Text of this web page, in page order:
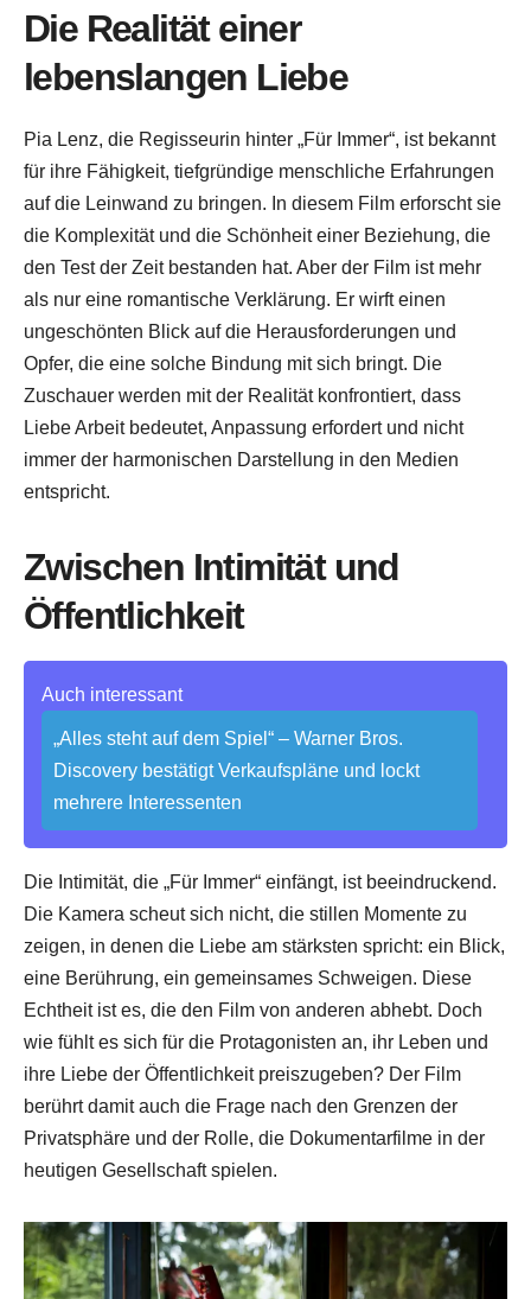
Die Realität einer
lebenslangen Liebe
Pia Lenz, die Regisseurin hinter „Für Immer“, ist bekannt
für ihre Fähigkeit, tiefgründige menschliche Erfahrungen
auf die Leinwand zu bringen. In diesem Film erforscht sie
die Komplexität und die Schönheit einer Beziehung, die
den Test der Zeit bestanden hat. Aber der Film ist mehr
als nur eine romantische Verklärung. Er wirft einen
ungeschönten Blick auf die Herausforderungen und
Opfer, die eine solche Bindung mit sich bringt. Die
Zuschauer werden mit der Realität konfrontiert, dass
Liebe Arbeit bedeutet, Anpassung erfordert und nicht
immer der harmonischen Darstellung in den Medien
entspricht.
Zwischen Intimität und
Öffentlichkeit
Auch interessant
„Alles steht auf dem Spiel“ – Warner Bros.
Discovery bestätigt Verkaufspläne und lockt
mehrere Interessenten
Die Intimität, die „Für Immer“ einfängt, ist beeindruckend.
Die Kamera scheut sich nicht, die stillen Momente zu
zeigen, in denen die Liebe am stärksten spricht: ein Blick,
eine Berührung, ein gemeinsames Schweigen. Diese
Echtheit ist es, die den Film von anderen abhebt. Doch
wie fühlt es sich für die Protagonisten an, ihr Leben und
ihre Liebe der Öffentlichkeit preiszugeben? Der Film
berührt damit auch die Frage nach den Grenzen der
Privatsphäre und der Rolle, die Dokumentarfilme in der
heutigen Gesellschaft spielen.